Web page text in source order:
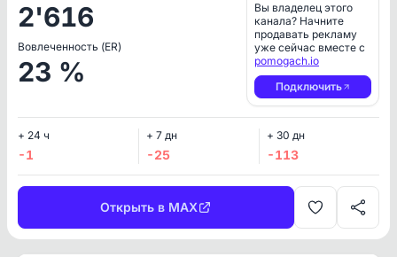
2'616
Вовлеченность (ER)
23 %
Вы владелец этого
канала? Начните
продавать рекламу
уже сейчас вместе с
pomogach.io
Подключить
+ 24 ч
-1
+ 7 дн
-25
+ 30 дн
-113
Открыть в MAX